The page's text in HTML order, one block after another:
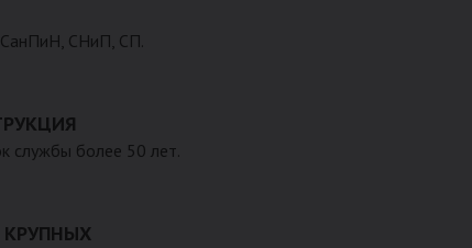
СанПиН, СНиП, СП.
службы более 50 лет.